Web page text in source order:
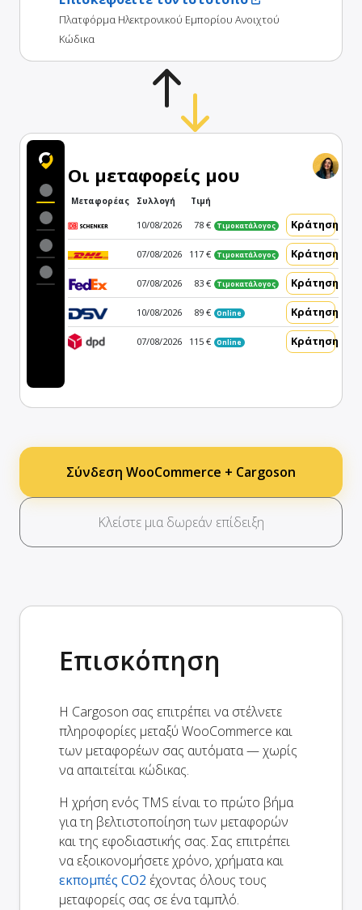
Πλατφόρμα Ηλεκτρονικού Εμπορίου Ανοιχτού
Κώδικα
Οι μεταφορείς μου
Μεταφορέας Συλλογή Τιμή
10/08/2026 78 € Τιμοκατάλογος Κράτηση
07/08/2026 117 € Τιμοκατάλογος Κράτηση
07/08/2026 83 € Τιμοκατάλογος Κράτηση
10/08/2026 89 € Online Κράτηση
07/08/2026 115 € Online Κράτηση
Σύνδεση WooCommerce + Cargoson
Κλείστε μια δωρεάν επίδειξη
Επισκόπηση
Η Cargoson σας επιτρέπει να στέλνετε
πληροφορίες μεταξύ WooCommerce και
των μεταφορέων σας αυτόματα — χωρίς
να απαιτείται κώδικας.
Η χρήση ενός TMS είναι το πρώτο βήμα
για τη βελτιστοποίηση των μεταφορών
και της εφοδιαστικής σας. Σας επιτρέπει
να εξοικονομήσετε χρόνο, χρήματα και
εκπομπές CO2 έχοντας όλους τους
μεταφορείς σας σε ένα ταμπλό.